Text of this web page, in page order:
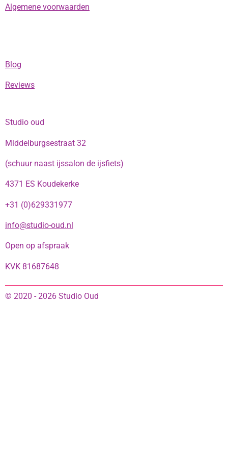
Algemene voorwaarden
Blog
Reviews
Studio oud
Middelburgsestraat 32
(schuur naast ijssalon de ijsfiets)
4371 ES Koudekerke
+31 (0)629331977
info@studio-oud.nl
Open op afspraak
KVK 81687648
© 2020 - 2026 Studio Oud